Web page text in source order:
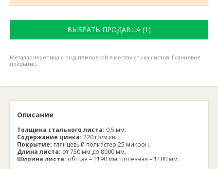
ВЫБРАТЬ ПРОДАВЦА (1)
Металлочерепица с подштамповкой в местах стыка листов. Глянцевое
покрытие.
Описание
Толщина стального листа: 0,5 мм.
Содержание цинка: 220 гр/м.кв.
Покрытие: глянцевый полиэстер 25 микрон.
Длина листа: от 750 мм до 8000 мм.
Ширина листа: общая – 1190 мм, полезная – 1100 мм.